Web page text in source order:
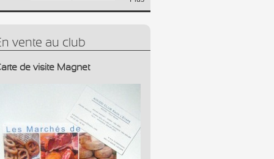
vente au club
de visite Magnet